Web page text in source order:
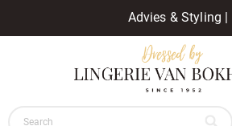
Advies & Styling |